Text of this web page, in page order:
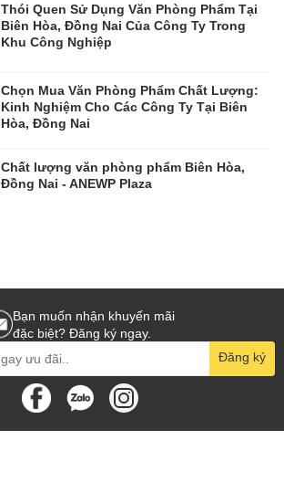
Thói Quen Sử Dụng Văn Phòng Phẩm Tại
Biên Hòa, Đồng Nai Của Công Ty Trong
Khu Công Nghiệp
Chọn Mua Văn Phòng Phẩm Chất Lượng:
Kinh Nghiệm Cho Các Công Ty Tại Biên
Hòa, Đồng Nai
Chất lượng văn phòng phẩm Biên Hòa,
Đồng Nai - ANEWP Plaza
Bạn muốn nhận khuyến mãi
đặc biệt? Đăng ký ngay.
Đăng ký